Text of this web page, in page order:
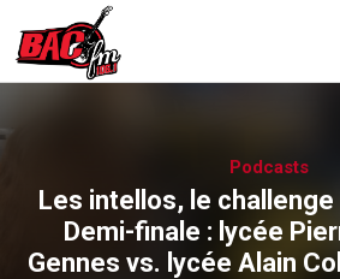
Podcasts
Les intellos, le
Demi-finale : lycée
Gennes vs. lycée Alain